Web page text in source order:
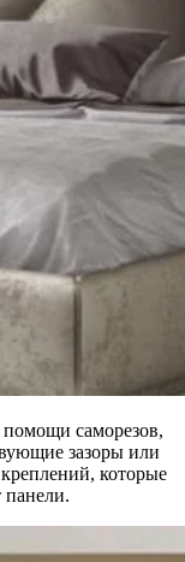
помощи саморезов,
зазоры или
которые
панели.